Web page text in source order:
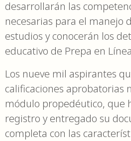
desarrollarán las
necesarias para el manejo
estudios y conocerán los
educativo de Prepa en
Los nueve mil aspirantes
calificaciones aprobatorias
módulo propedéutico, que
registro y entregado su
completa con las